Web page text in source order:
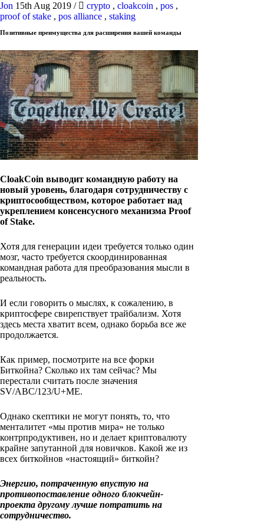
Jon 15th Aug 2019 / crypto , cloakcoin , pos ,
proof of stake , pos alliance , staking
Позитивные преимущества для расширения вашей команды
CloakCoin выводит командную работу на
новый уровень, благодаря сотрудничеству с
криптосообществом, которое работает над
укреплением консенсусного механизма Proof
of Stake.
Хотя для генерации идеи требуется только один
мозг, часто требуется скоординированная
командная работа для преобразования мысли в
реальность.
И если говорить о мыслях, к сожалению, в
криптосфере свирепствует трайбализм. Хотя
здесь места хватит всем, однако борьба все же
продолжается.
Как пример, посмотрите на все форки
Биткойна? Сколько их там сейчас? Мы
перестали считать после значения
SV/ABC/123/U+ME.
Однако скептики не могут понять, то, что
менталитет «мы против мира» не только
контрпродуктивен, но и делает криптовалюту
крайне запутанной для новичков. Какой же из
всех биткойнов «настоящий» биткойн?
Энергию, потраченную впустую на
противопоставление одного блокчейн-
проекта другому лучше потратить на
сотрудничество.